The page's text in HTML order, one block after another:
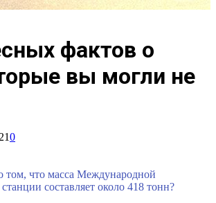
фактов о
вы могли не
0
том, что масса Международной
составляет около 418 тонн?